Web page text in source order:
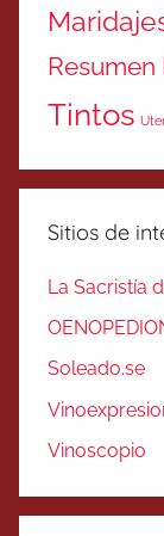
Resumen
Tintos
Sitios de
La Sacristía
Soleado.se
Vinoscopio